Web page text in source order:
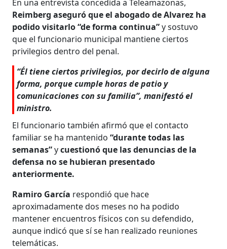
En una entrevista concedida a Teleamazonas,
Reimberg aseguró que el abogado de Alvarez ha
podido visitarlo “de forma continua”y sostuvo
que el funcionario municipal mantiene ciertos
privilegios dentro del penal.
“Él tiene ciertos privilegios, por decirlo de alguna
forma, porque cumple horas de patio y
comunicaciones con su familia”, manifestó el
ministro.
El funcionario también afirmó que el contacto
familiar se ha mantenido“durante todas las
semanas”ycuestionó que las denuncias de la
defensa no se hubieran presentado
anteriormente.
Ramiro García respondió que hace
aproximadamente dos meses no ha podido
mantener encuentros físicos con su defendido,
aunque indicó que sí se han realizado reuniones
telemáticas.